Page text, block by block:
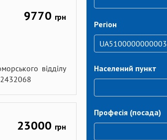
9770 грн
відділу
23000 грн
Регіон
Населений пункт
Професія (посада)